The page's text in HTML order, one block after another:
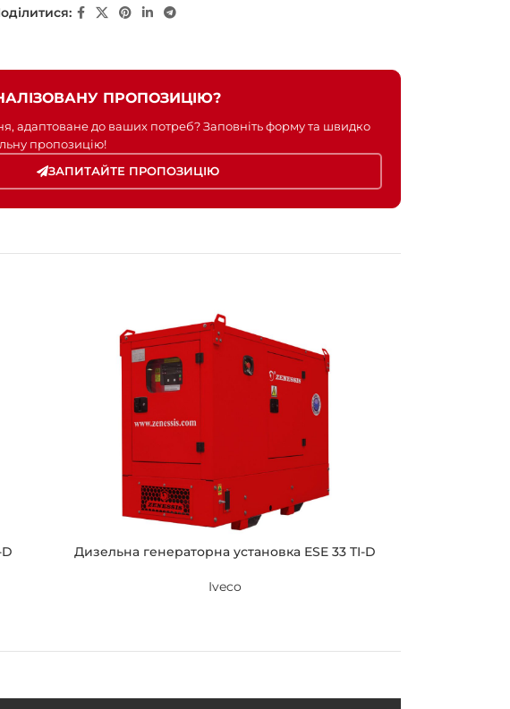
ПРОПОЗИЦІЮ?
адаптоване до ваших потреб? Заповніть форму та швидко
пропозицію!
ЗАПИТАЙТЕ ПРОПОЗИЦІЮ
Дизельна генераторна установка ESE 33 TI-D
Iveco